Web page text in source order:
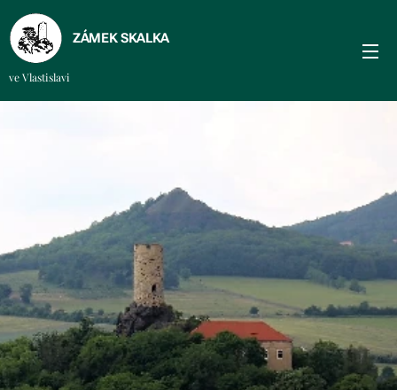
ZÁMEK SKALKA
ve Vlastislavi